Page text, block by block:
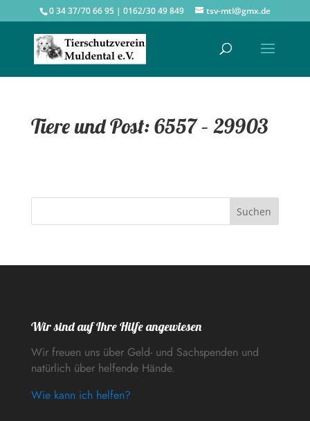
0 34 37/70 66 95 | 0162/30 49 849 tsv-mtl@gmx.de
Tiere und Post: 6557 – 29903
Suchen
Wir sind auf Ihre Hilfe angewiesen
Wir freuen uns über Geld- und Sachspenden und
natürlich über helfende Hände.
Wie kann ich helfen?